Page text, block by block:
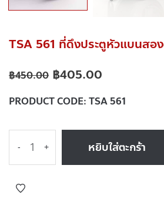
TSA 561 ที่ดึงประตูหัวแบนสอ
฿450.00 ฿405.00
PRODUCT CODE: TSA 561
- + หยิบใส่ตะกร้า